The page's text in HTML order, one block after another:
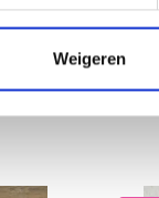
Weigeren